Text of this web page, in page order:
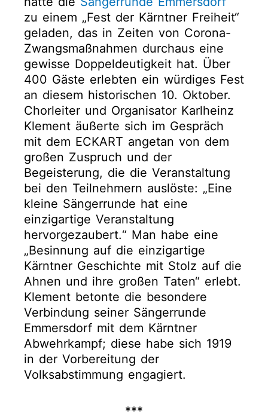
zu einem „Fest der Kärntner Freiheit“
geladen, das in Zeiten von Corona-
Zwangsmaßnahmen durchaus eine
gewisse Doppeldeutigkeit hat. Über
400 Gäste erlebten ein würdiges Fest
an diesem historischen 10. Oktober.
Chorleiter und Organisator Karlheinz
Klement äußerte sich im Gespräch
mit dem ECKART angetan von dem
großen Zuspruch und der
Begeisterung, die die Veranstaltung
bei den Teilnehmern auslöste: „Eine
kleine Sängerrunde hat eine
einzigartige Veranstaltung
hervorgezaubert.“ Man habe eine
„Besinnung auf die einzigartige
Kärntner Geschichte mit Stolz auf die
Ahnen und ihre großen Taten“ erlebt.
Klement betonte die besondere
Verbindung seiner Sängerrunde
Emmersdorf mit dem Kärntner
Abwehrkampf; diese habe sich 1919
in der Vorbereitung der
Volksabstimmung engagiert.
***